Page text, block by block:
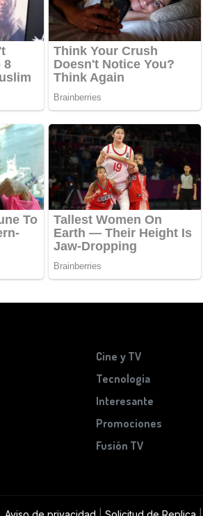
Cine y TV
Tecnologia
Interesante
Promociones
Fusión TV